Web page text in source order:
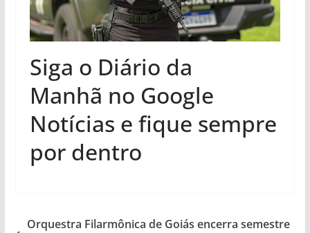
Siga o Diário da
Manhã no Google
Notícias e fique sempre
por dentro
Orquestra Filarmônica de Goiás encerra semestre